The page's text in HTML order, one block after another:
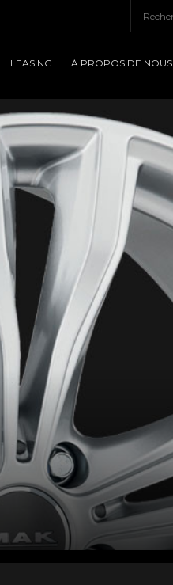
LEASING À PROPOS DE NOUS